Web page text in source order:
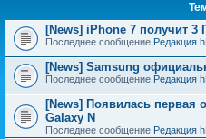
[News] iPhone 7 получит 3
Последнее сообщение Редакция
[News] Samsung
Последнее сообщение Редакция
[News] Появилась первая
Galaxy N
Последнее сообщение Редакция